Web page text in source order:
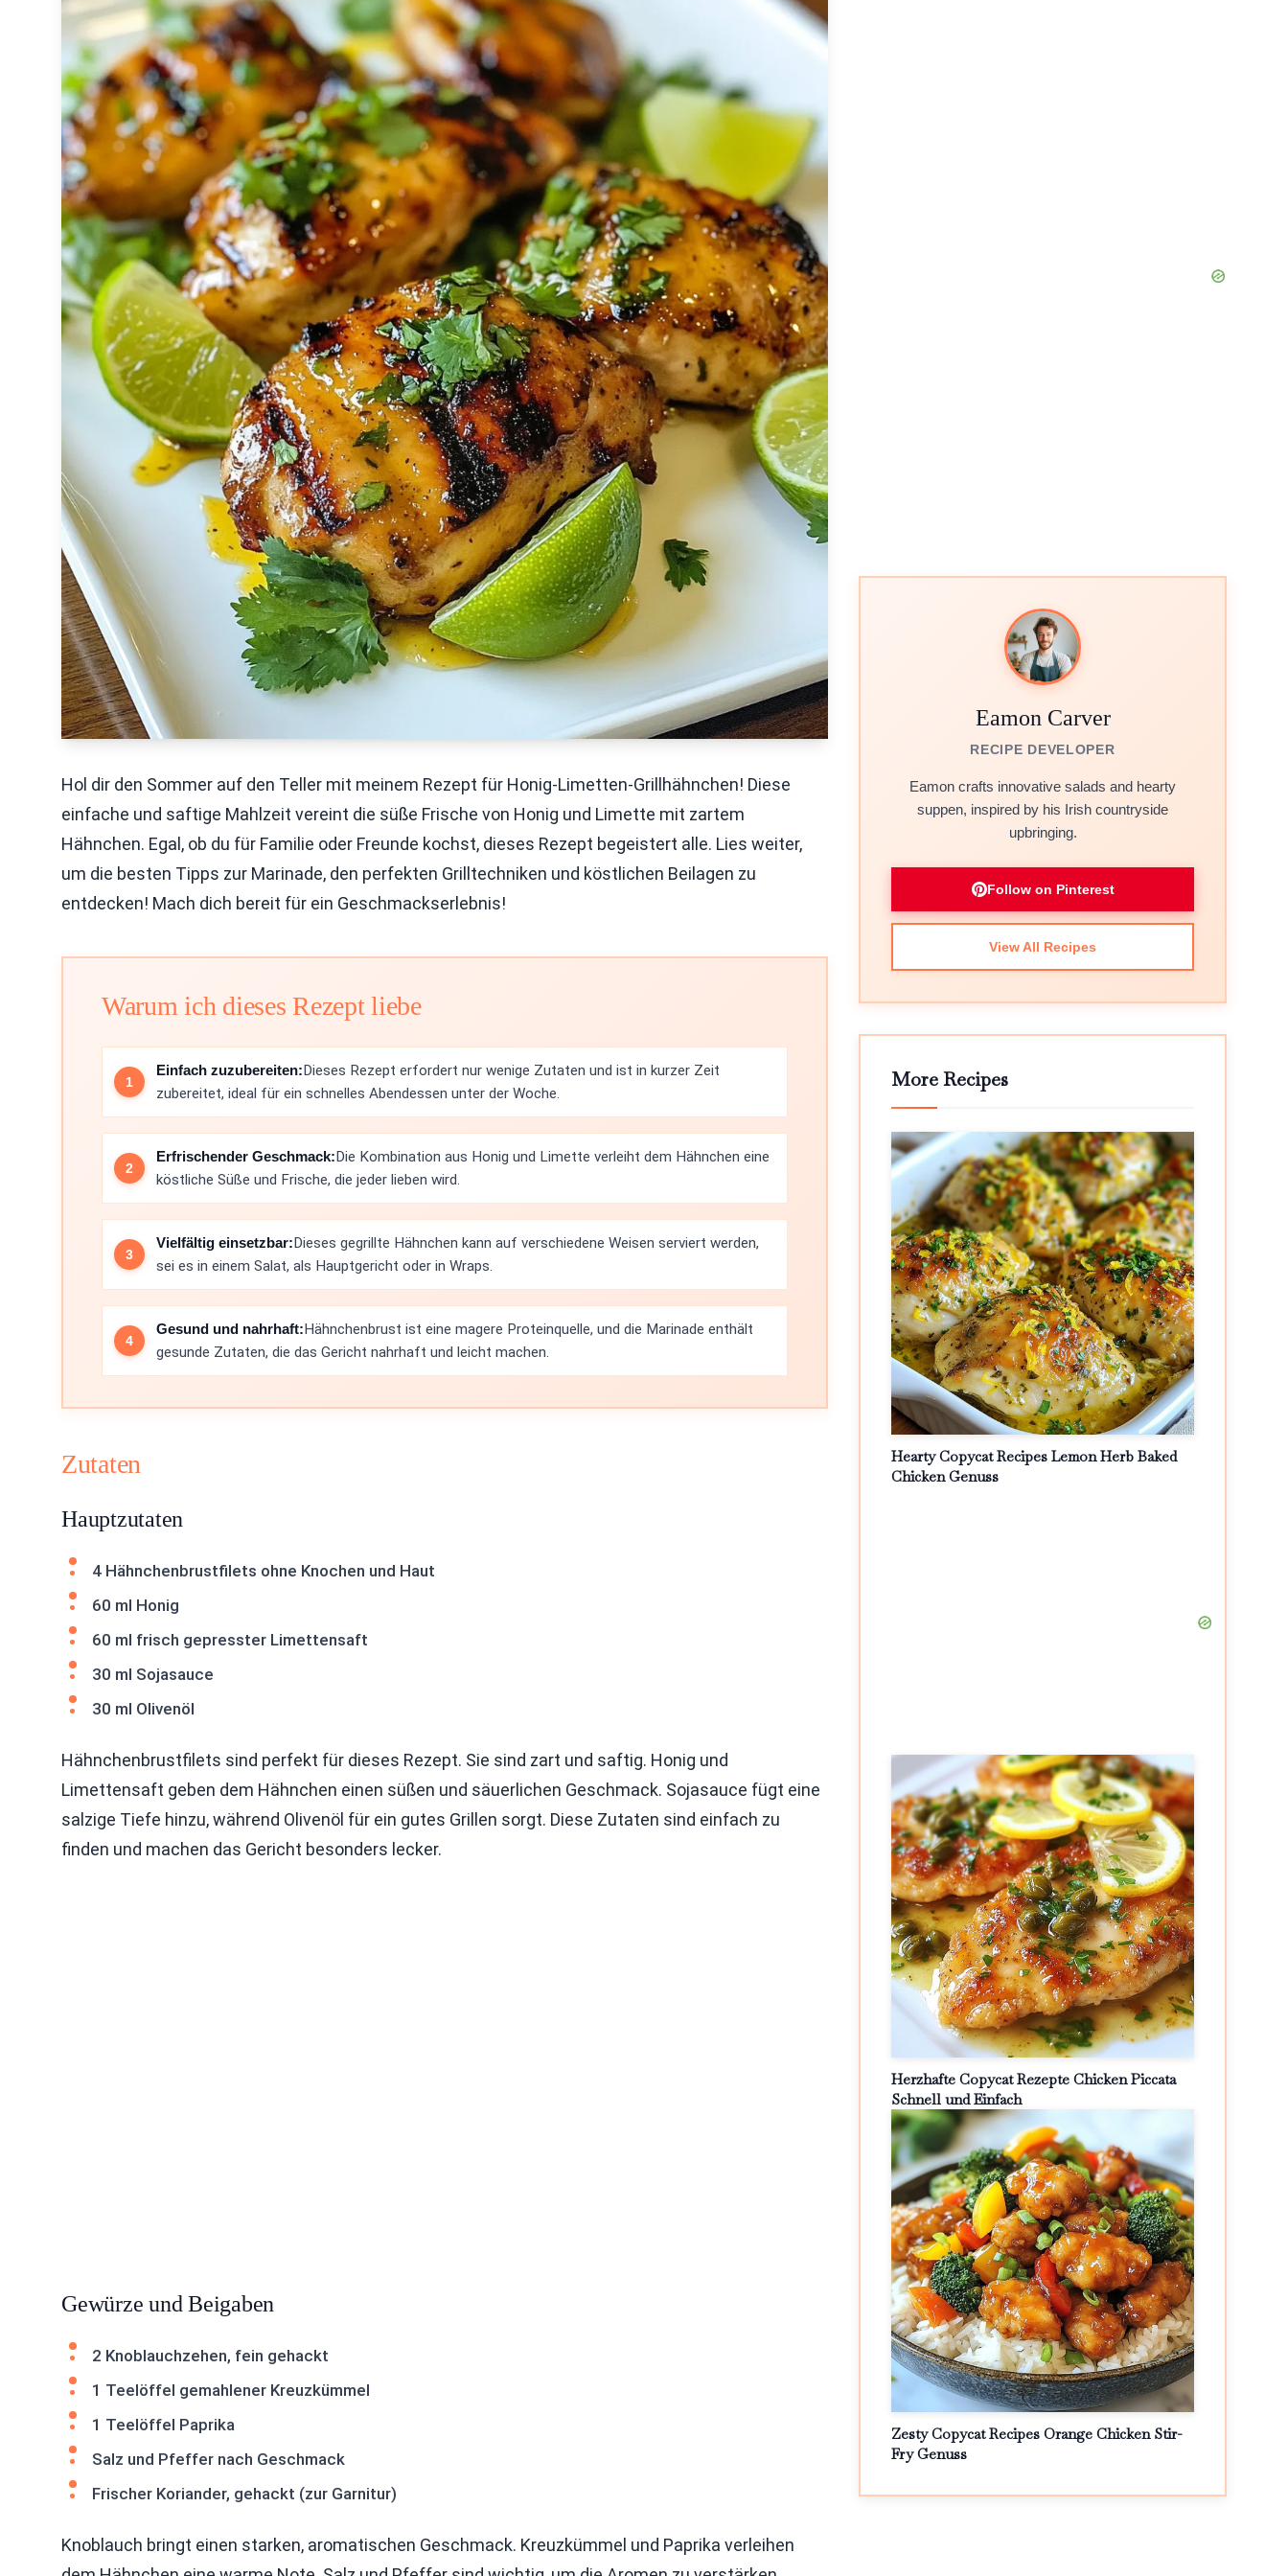
Hol dir den Sommer auf den Teller mit meinem Rezept für Honig-Limetten-Grillhähnchen! Diese
einfache und saftige Mahlzeit vereint die süße Frische von Honig und Limette mit zartem
Hähnchen. Egal, ob du für Familie oder Freunde kochst, dieses Rezept begeistert alle. Lies weiter,
um die besten Tipps zur Marinade, den perfekten Grilltechniken und köstlichen Beilagen zu
entdecken! Mach dich bereit für ein Geschmackserlebnis!
Warum ich dieses Rezept liebe
Einfach zuzubereiten:Dieses Rezept erfordert nur wenige Zutaten und ist in kurzer Zeit
zubereitet, ideal für ein schnelles Abendessen unter der Woche.
Erfrischender Geschmack:Die Kombination aus Honig und Limette verleiht dem Hähnchen eine
köstliche Süße und Frische, die jeder lieben wird.
Vielfältig einsetzbar:Dieses gegrillte Hähnchen kann auf verschiedene Weisen serviert werden,
sei es in einem Salat, als Hauptgericht oder in Wraps.
Gesund und nahrhaft:Hähnchenbrust ist eine magere Proteinquelle, und die Marinade enthält
gesunde Zutaten, die das Gericht nahrhaft und leicht machen.
Zutaten
Hauptzutaten
4 Hähnchenbrustfilets ohne Knochen und Haut
60 ml Honig
60 ml frisch gepresster Limettensaft
30 ml Sojasauce
30 ml Olivenöl
Hähnchenbrustfilets sind perfekt für dieses Rezept. Sie sind zart und saftig. Honig und
Limettensaft geben dem Hähnchen einen süßen und säuerlichen Geschmack. Sojasauce fügt eine
salzige Tiefe hinzu, während Olivenöl für ein gutes Grillen sorgt. Diese Zutaten sind einfach zu
finden und machen das Gericht besonders lecker.
Gewürze und Beigaben
2 Knoblauchzehen, fein gehackt
1 Teelöffel gemahlener Kreuzkümmel
1 Teelöffel Paprika
Salz und Pfeffer nach Geschmack
Frischer Koriander, gehackt (zur Garnitur)
Knoblauch bringt einen starken, aromatischen Geschmack. Kreuzkümmel und Paprika verleihen
Eamon Carver
RECIPE DEVELOPER
Eamon crafts innovative salads and hearty
suppen, inspired by his Irish countryside
upbringing.
Follow on Pinterest
View All Recipes
More Recipes
Hearty Copycat Recipes Lemon Herb Baked
Chicken Genuss
Herzhafte Copycat Rezepte Chicken Piccata
Schnell und Einfach
Zesty Copycat Recipes Orange Chicken Stir-
Fry Genuss